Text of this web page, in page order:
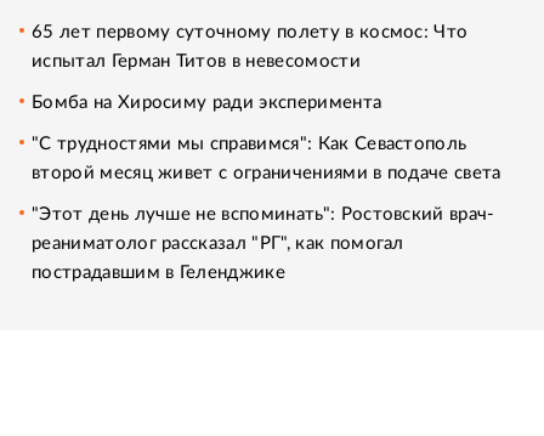
65 лет первому суточному полету в космос: Что
испытал Герман Титов в невесомости
Бомба на Хиросиму ради эксперимента
"С трудностями мы справимся": Как Севастополь
второй месяц живет с ограничениями в подаче света
"Этот день лучше не вспоминать": Ростовский врач-
реаниматолог рассказал "РГ", как помогал
пострадавшим в Геленджике